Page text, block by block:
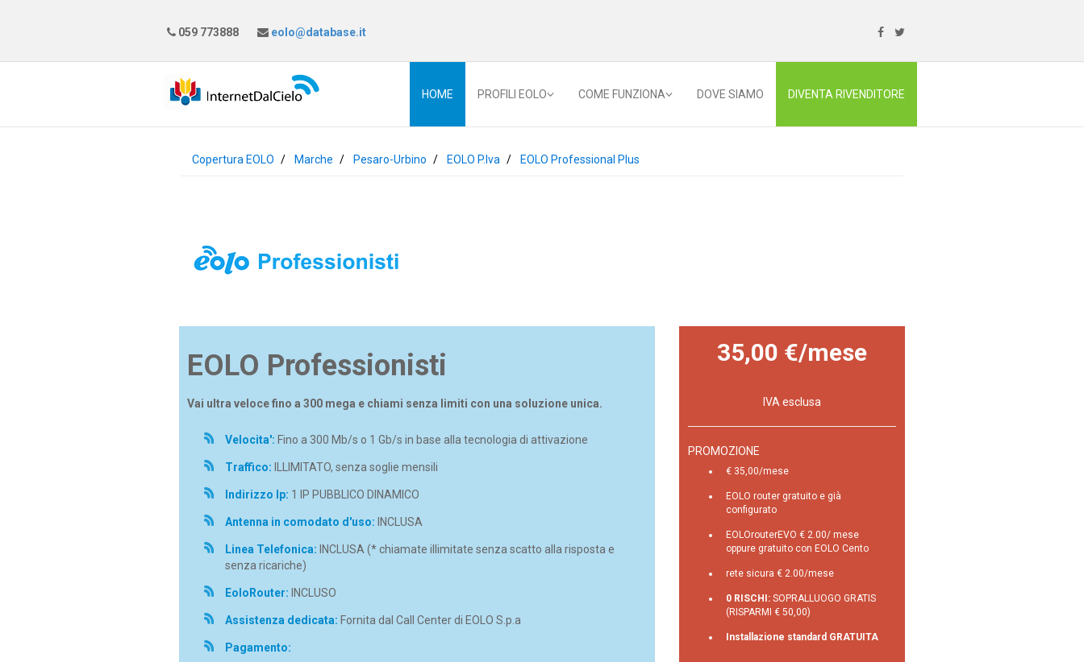
059 773888 eolo@database.it
HOME PROFILI EOLO COME FUNZIONA DOVE SIAMO DIVENTA RIVENDITORE
Copertura EOLO Marche Pesaro-Urbino EOLO P.Iva EOLO Professional Plus
EOLO Professionisti
Vai ultra veloce fino a 300 mega e chiami senza limiti con una soluzione unica.
Velocita': Fino a 300 Mb/s o 1 Gb/s in base alla tecnologia di attivazione
Traffico: ILLIMITATO, senza soglie mensili
Indirizzo Ip: 1 IP PUBBLICO DINAMICO
Antenna in comodato d'uso: INCLUSA
Linea Telefonica: INCLUSA (* chiamate illimitate senza scatto alla risposta e
senza ricariche)
EoloRouter: INCLUSO
Assistenza dedicata: Fornita dal Call Center di EOLO S.p.a
Pagamento:
35,00 €/mese
IVA esclusa
PROMOZIONE
€ 35,00/mese
EOLO router gratuito e già
configurato
EOLOrouterEVO € 2.00/ mese
oppure gratuito con EOLO Cento
rete sicura € 2.00/mese
0 RISCHI:SOPRALLUOGO GRATIS
(RISPARMI € 50,00)
Installazione standard GRATUITA